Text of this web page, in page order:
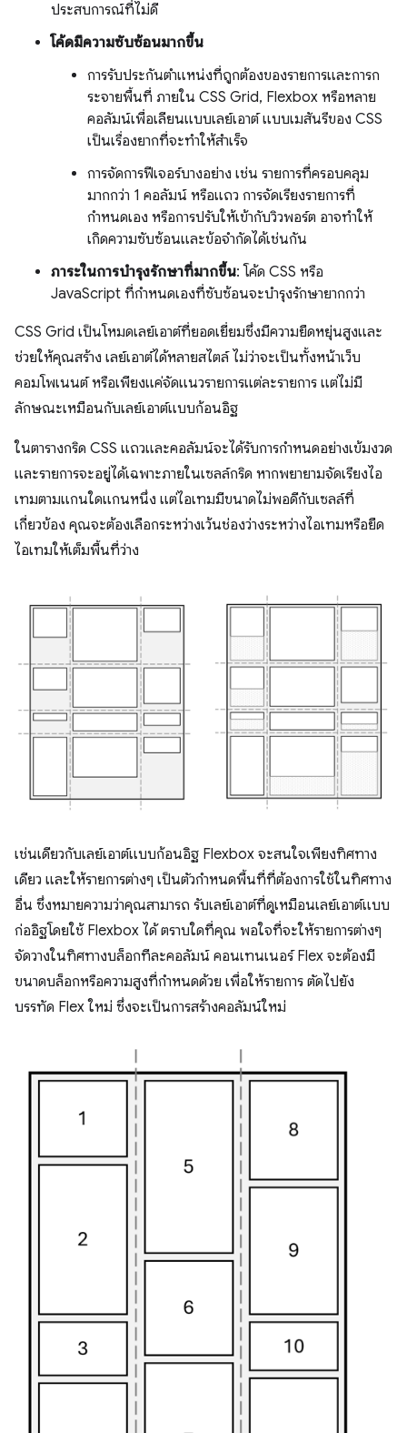
ประสบการณ์ที่ไม่ดี
โค้ดมีความซับซ้อนมากขึ้น
การรับประกันตำแหน่งที่ถูกต้องของรายการและการก
ระจายพื้นที่ ภายใน CSS Grid, Flexbox หรือหลาย
คอลัมน์เพื่อเลียนแบบเลย์เอาต์ แบบเมสันรีของ CSS
เป็นเรื่องยากที่จะทำให้สำเร็จ
การจัดการฟีเจอร์บางอย่าง เช่น รายการที่ครอบคลุม
มากกว่า 1 คอลัมน์ หรือแถว การจัดเรียงรายการที่
กำหนดเอง หรือการปรับให้เข้ากับวิวพอร์ต อาจทำให้
เกิดความซับซ้อนและข้อจำกัดได้เช่นกัน
ภาระในการบำรุงรักษาที่มากขึ้น: โค้ด CSS หรือ
JavaScript ที่กำหนดเองที่ซับซ้อนจะบำรุงรักษายากกว่า
CSS Grid เป็นโหมดเลย์เอาต์ที่ยอดเยี่ยมซึ่งมีความยืดหยุ่นสูงและ
ช่วยให้คุณสร้าง เลย์เอาต์ได้หลายสไตล์ ไม่ว่าจะเป็นทั้งหน้าเว็บ
คอมโพเนนต์ หรือเพียงแค่จัดแนวรายการแต่ละรายการ แต่ไม่มี
ลักษณะเหมือนกับเลย์เอาต์แบบก้อนอิฐ
ในตารางกริด CSS แถวและคอลัมน์จะได้รับการกำหนดอย่างเข้มงวด
และรายการจะอยู่ได้เฉพาะภายในเซลล์กริด หากพยายามจัดเรียงไอ
เทมตามแกนใดแกนหนึ่ง แต่ไอเทมมีขนาดไม่พอดีกับเซลล์ที่
เกี่ยวข้อง คุณจะต้องเลือกระหว่างเว้นช่องว่างระหว่างไอเทมหรือยืด
ไอเทมให้เต็มพื้นที่ว่าง
เช่นเดียวกับเลย์เอาต์แบบก้อนอิฐ Flexbox จะสนใจเพียงทิศทาง
เดียว และให้รายการต่างๆ เป็นตัวกำหนดพื้นที่ที่ต้องการใช้ในทิศทาง
อื่น ซึ่งหมายความว่าคุณสามารถ รับเลย์เอาต์ที่ดูเหมือนเลย์เอาต์แบบ
ก่ออิฐโดยใช้ Flexbox ได้ ตราบใดที่คุณ พอใจที่จะให้รายการต่างๆ
จัดวางในทิศทางบล็อกทีละคอลัมน์ คอนเทนเนอร์ Flex จะต้องมี
ขนาดบล็อกหรือความสูงที่กำหนดด้วย เพื่อให้รายการ ตัดไปยัง
บรรทัด Flex ใหม่ ซึ่งจะเป็นการสร้างคอลัมน์ใหม่